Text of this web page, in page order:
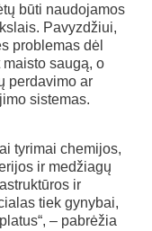
būti naudojamos
Pavyzdžiui,
problemas dėl
saugą, o
perdavimo ar
sistemas.
tyrimai chemijos,
ir medžiagų
ir
tiek gynybai,
– pabrėžia